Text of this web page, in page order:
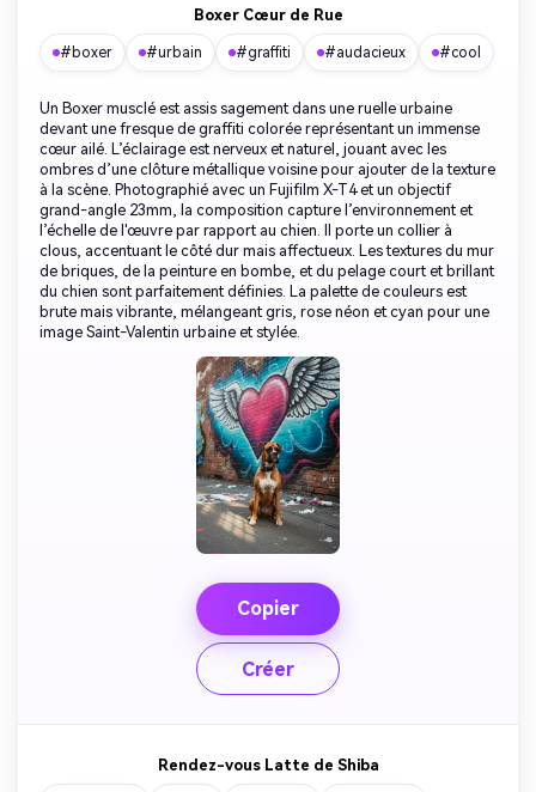
Boxer Cœur de Rue
#boxer #urbain #graffiti #audacieux #cool
Un Boxer musclé est assis sagement dans une ruelle urbaine
devant une fresque de graffiti colorée représentant un immense
cœur ailé. L’éclairage est nerveux et naturel, jouant avec les
ombres d’une clôture métallique voisine pour ajouter de la texture
à la scène. Photographié avec un Fujifilm X-T4 et un objectif
grand-angle 23mm, la composition capture l’environnement et
l’échelle de l'œuvre par rapport au chien. Il porte un collier à
clous, accentuant le côté dur mais affectueux. Les textures du mur
de briques, de la peinture en bombe, et du pelage court et brillant
du chien sont parfaitement définies. La palette de couleurs est
brute mais vibrante, mélangeant gris, rose néon et cyan pour une
image Saint-Valentin urbaine et stylée.
Copier
Créer
Rendez-vous Latte de Shiba